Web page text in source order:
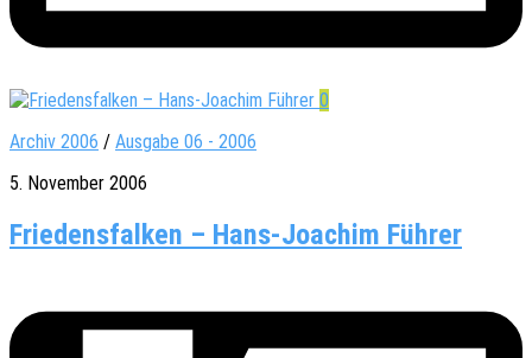
0
Archiv 2006 / Ausgabe 06 - 2006
5. November 2006
Friedensfalken – Hans-Joachim Führer